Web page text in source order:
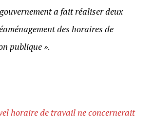
a fait réaliser deux
des horaires de
publique ».
horaire de travail ne concernerait